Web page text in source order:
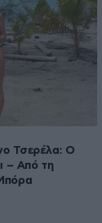
Τσερέλα: Ο
– Από τη